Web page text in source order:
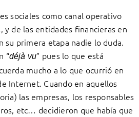
sociales como canal operativo
y de las entidades financieras en
su primera etapa nadie lo duda.
“déjà vu” pues lo que está
mucho a lo que ocurrió en
Internet. Cuando en aquellos
las empresas, los responsables
etc… decidieron que había que